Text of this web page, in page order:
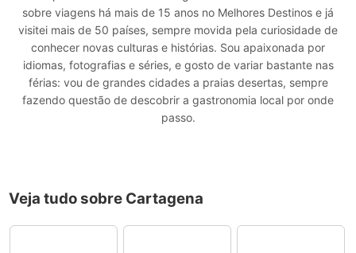
sobre viagens há mais de 15 anos no Melhores Destinos e já
visitei mais de 50 países, sempre movida pela curiosidade de
conhecer novas culturas e histórias. Sou apaixonada por
idiomas, fotografias e séries, e gosto de variar bastante nas
férias: vou de grandes cidades a praias desertas, sempre
fazendo questão de descobrir a gastronomia local por onde
passo.
Veja tudo sobre Cartagena